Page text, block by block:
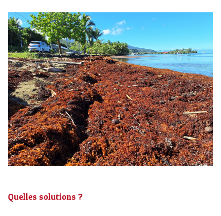
Quelles solutions ?